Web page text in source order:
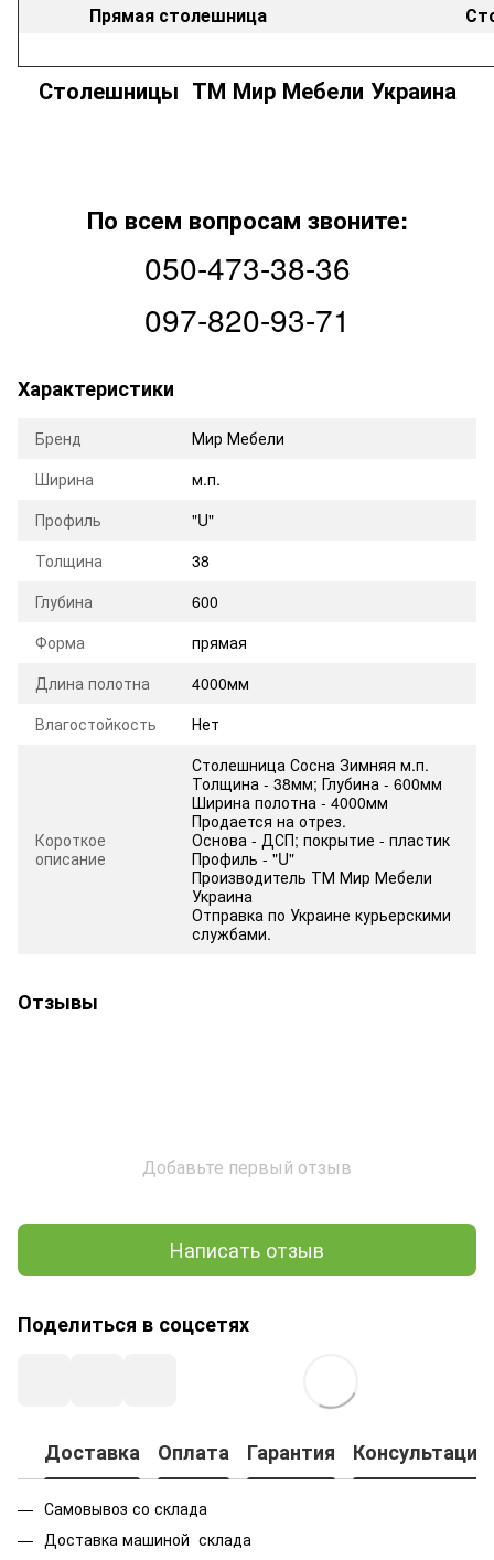
Прямая столешница
Столешницы ТМ Мир Мебели Украина
По всем вопросам звоните:
050-473-38-36
097-820-93-71
Характеристики
Бренд
Мир Мебели
Ширина
м.п.
Профиль
"U"
Толщина
38
Глубина
600
Форма
прямая
Длина полотна
4000мм
Влагостойкость
Нет
Короткое
описание
Столешница Сосна Зимняя м.п.
Толщина - 38мм; Глубина - 600мм
Ширина полотна - 4000мм
Продается на отрез.
Основа - ДСП; покрытие - пластик
Профиль - "U"
Производитель ТМ Мир Мебели
Украина
Отправка по Украине курьерскими
службами.
Отзывы
Добавьте первый отзыв
Написать отзыв
Поделиться в соцсетях
Доставка Оплата Гарантия Консультация
Самовывоз со склада
Доставка машиной склада